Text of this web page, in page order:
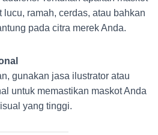
lucu, ramah, cerdas, atau bahkan
pada citra merek Anda.
gunakan jasa ilustrator atau
untuk memastikan maskot Anda
yang tinggi.